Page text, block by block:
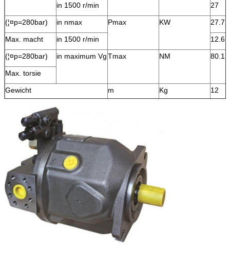
in 1500 r/min 27
(¦¤p=280bar) in nmax Pmax KW 27.7
Max. macht in 1500 r/min 12.6
(¦¤p=280bar) in maximum VgTmax NM 80.1
Max. torsie
Gewicht m Kg 12